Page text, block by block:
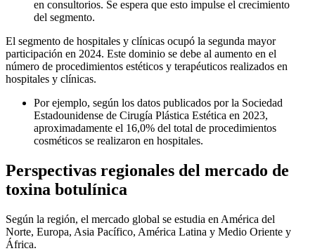
en consultorios. Se espera que esto impulse el crecimiento
del segmento.
El segmento de hospitales y clínicas ocupó la segunda mayor
participación en 2024. Este dominio se debe al aumento en el
número de procedimientos estéticos y terapéuticos realizados en
hospitales y clínicas.
Por ejemplo, según los datos publicados por la Sociedad
Estadounidense de Cirugía Plástica Estética en 2023,
aproximadamente el 16,0% del total de procedimientos
cosméticos se realizaron en hospitales.
Perspectivas regionales del mercado de
toxina botulínica
Según la región, el mercado global se estudia en América del
Norte, Europa, Asia Pacífico, América Latina y Medio Oriente y
África.